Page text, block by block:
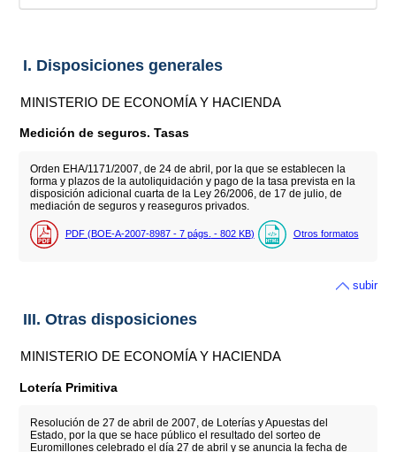
I. Disposiciones generales
MINISTERIO DE ECONOMÍA Y HACIENDA
Medición de seguros. Tasas
Orden EHA/1171/2007, de 24 de abril, por la que se establecen la
forma y plazos de la autoliquidación y pago de la tasa prevista en la
disposición adicional cuarta de la Ley 26/2006, de 17 de julio, de
mediación de seguros y reaseguros privados.
PDF (BOE-A-2007-8987 - 7 págs. - 802 KB) Otros formatos
subir
III. Otras disposiciones
MINISTERIO DE ECONOMÍA Y HACIENDA
Lotería Primitiva
Resolución de 27 de abril de 2007, de Loterías y Apuestas del
Estado, por la que se hace público el resultado del sorteo de
Euromillones celebrado el día 27 de abril y se anuncia la fecha de